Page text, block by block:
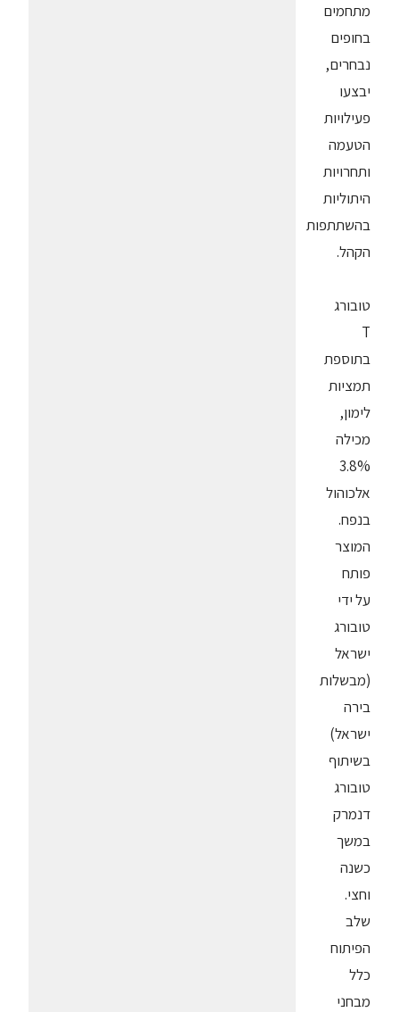
מתחמים
בחופים
נבחרים,
יבצעו
פעילויות
הטעמה
ותחרויות
היתוליות
בהשתתפות
הקהל.
טובורג
T
בתוספת
תמציות
לימון,
מכילה
3.8%
אלכוהול
בנפח.
המוצר
פותח
על ידי
טובורג
ישראל
(מבשלות
בירה
ישראל)
בשיתוף
טובורג
דנמרק
במשך
כשנה
וחצי.
שלב
הפיתוח
כלל
מבחני